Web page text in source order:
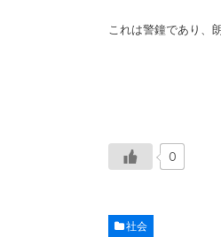
これは警鐘であり、
0
社会